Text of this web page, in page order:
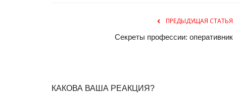
ПРЕДЫДУЩАЯ СТАТЬЯ
Секреты профессии: оперативник
КАКОВА ВАША РЕАКЦИЯ?